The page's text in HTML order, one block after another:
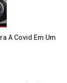
A Covid Em Um